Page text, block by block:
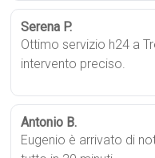
Serena P.
Ottimo servizio h24 a
intervento preciso.
Antonio B.
Eugenio è arrivato di